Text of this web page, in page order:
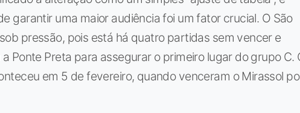
garantir uma maior audiência foi um fator crucial. O São
pressão, pois está há quatro partidas sem vencer e
Ponte Preta para assegurar o primeiro lugar do grupo C.
em 5 de fevereiro, quando venceram o Mirassol